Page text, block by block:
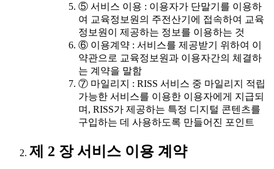
⑤ 서비스 이용 : 이용자가 단말기를 이용하
여 교육정보원의 주전산기에 접속하여 교육
정보원이 제공하는 정보를 이용하는 것
⑥ 이용계약 : 서비스를 제공받기 위하여 이
약관으로 교육정보원과 이용자간의 체결하
는 계약을 말함
⑦ 마일리지 : RISS 서비스 중 마일리지 적립
가능한 서비스를 이용한 이용자에게 지급되
며, RISS가 제공하는 특정 디지털 콘텐츠를
구입하는 데 사용하도록 만들어진 포인트
제 2 장 서비스 이용 계약